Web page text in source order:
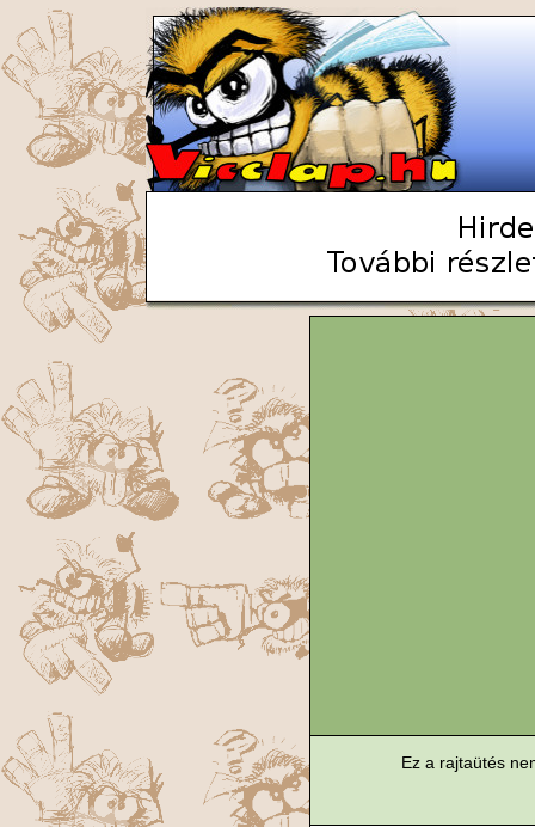
Ez a rajtaütés